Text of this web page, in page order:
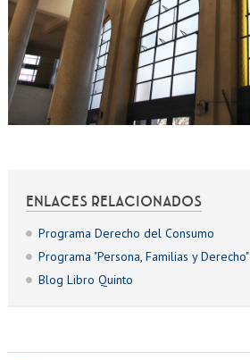
ENLACES RELACIONADOS
Programa Derecho del Consumo
Programa "Persona, Familias y Derecho"
Blog Libro Quinto